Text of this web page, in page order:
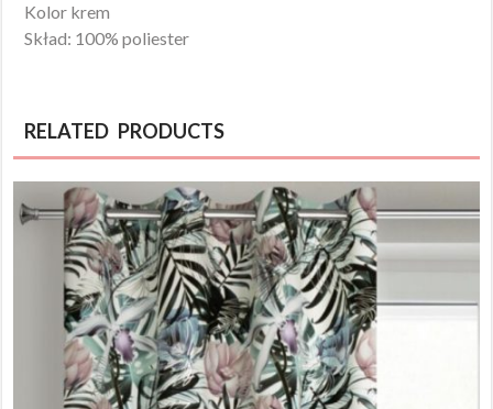
Kolor krem
Skład: 100% poliester
RELATED PRODUCTS